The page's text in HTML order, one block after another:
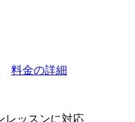
料金の詳細